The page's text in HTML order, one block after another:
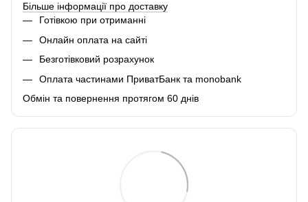
Більше інформації про доставку
Готівкою при отриманні
Онлайн оплата на сайті
Безготівковий розрахунок
Оплата частинами ПриватБанк та monobank
Обмін та повернення протягом 60 днів